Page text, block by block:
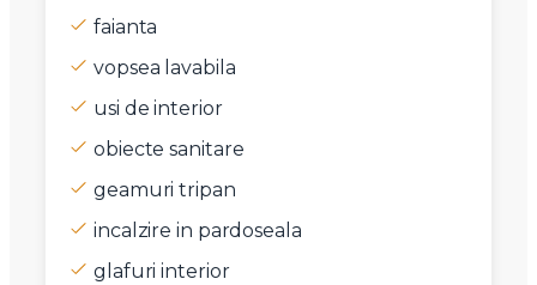
faianta
vopsea lavabila
usi de interior
obiecte sanitare
geamuri tripan
incalzire in pardoseala
glafuri interior